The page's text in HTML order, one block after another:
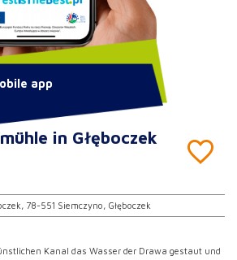
in Głęboczek
78-551 Siemczyno, Głęboczek
Kanal das Wasser der Drawa gestaut und
app